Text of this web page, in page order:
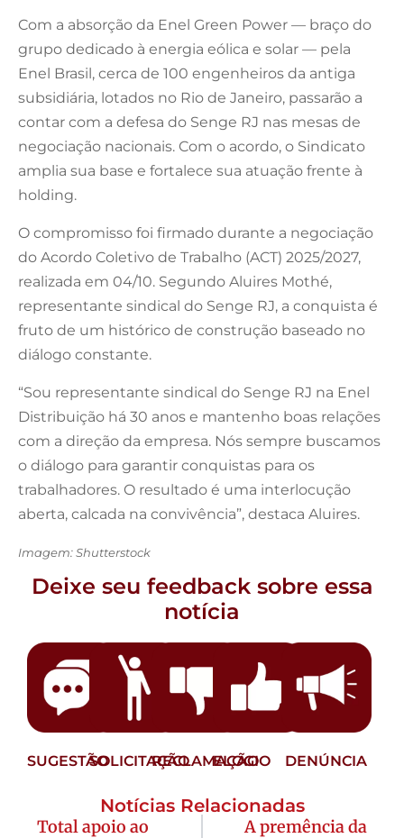
Com a absorção da Enel Green Power — braço do
grupo dedicado à energia eólica e solar — pela
Enel Brasil, cerca de 100 engenheiros da antiga
subsidiária, lotados no Rio de Janeiro, passarão a
contar com a defesa do Senge RJ nas mesas de
negociação nacionais. Com o acordo, o Sindicato
amplia sua base e fortalece sua atuação frente à
holding.
O compromisso foi firmado durante a negociação
do Acordo Coletivo de Trabalho (ACT) 2025/2027,
realizada em 04/10. Segundo Aluires Mothé,
representante sindical do Senge RJ, a conquista é
fruto de um histórico de construção baseado no
diálogo constante.
“Sou representante sindical do Senge RJ na Enel
Distribuição há 30 anos e mantenho boas relações
com a direção da empresa. Nós sempre buscamos
o diálogo para garantir conquistas para os
trabalhadores. O resultado é uma interlocução
aberta, calcada na convivência”, destaca Aluires.
Imagem: Shutterstock
Deixe seu feedback sobre essa
notícia
SUGESTÃOSOLICITAÇÃORECLAMAÇÃO
ELOGIO DENÚNCIA
Notícias Relacionadas
Total apoio ao
A premência da